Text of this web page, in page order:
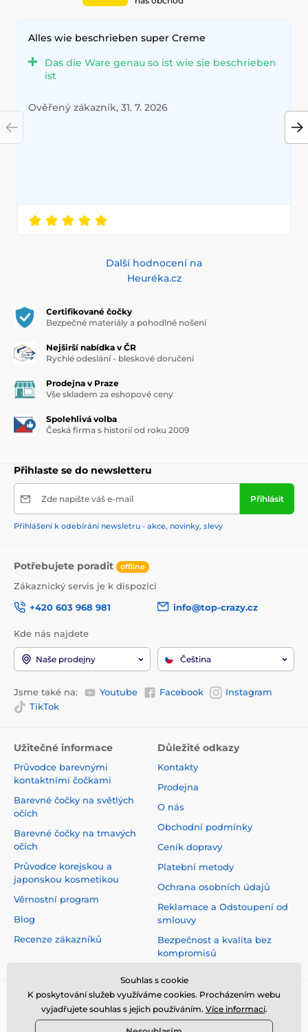
Alles wie beschrieben super Creme
Das die Ware genau so ist wie sie beschrieben
ist
Ověřený zákazník, 31. 7. 2026
Další hodnocení na
Heuréka.cz
Certifikované čočky
Bezpečné materiály a pohodlné nošení
Nejširší nabídka v ČR
Rychlé odeslání - bleskové doručení
Prodejna v Praze
Vše skladem za eshopové ceny
Spolehlivá volba
Česká firma s historií od roku 2009
Přihlaste se do newsletteru
Zde napište váš e-mail Přihlásit
Přihlášení k odebírání newsletru - akce, novinky, slevy
Potřebujete poradit offline
Zákaznický servis je k dispozici
+420 603 968 981
info@top-crazy.cz
Kde nás najdete
Naše prodejny Čeština
Jsme také na: Youtube Facebook
Instagram
TikTok
Užitečné informace
Průvodce barevnými
kontaktními čočkami
Barevné čočky na světlých
očích
Barevné čočky na tmavých
očích
Průvodce korejskou a
japonskou kosmetikou
Věrnostní program
Blog
Recenze zákazníků
Důležité odkazy
Kontakty
Prodejna
O nás
Obchodní podmínky
Ceník dopravy
Platební metody
Ochrana osobních údajů
Reklamace a Odstoupení od
smlouvy
Bezpečnost a kvalita bez
kompromisů
Souhlas s cookie
K poskytování služeb využíváme cookies. Procházením webu
vyjadřujete souhlas s jejich používáním. Více informací.